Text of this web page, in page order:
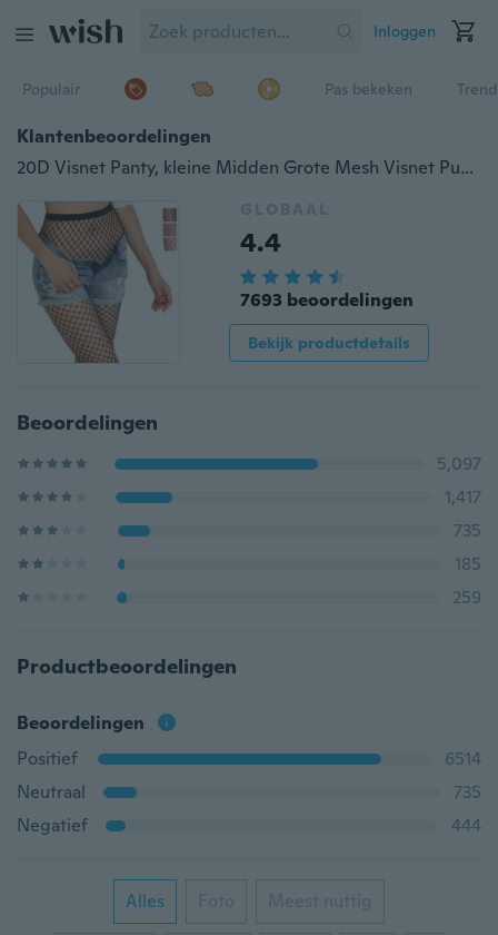
Inloggen
Populair Pas bekeken
Klantenbeoordelingen
20D Visnet Panty, kleine Midden Grote Mesh Visnet Punk Panty Anti-haak Nylon Hollow Out Kousen Panty
GLOBAAL
4.4
7693 beoordelingen
Bekijk productdetails
Beoordelingen
5,097
1,417
735
185
259
Productbeoordelingen
Beoordelingen
Positief
6514
Neutraal
735
Negatief
444
Alles Foto Meest nuttig